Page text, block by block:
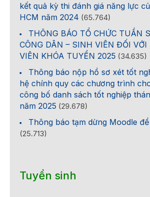
kết quả kỳ thi đánh giá năng lực
HCM năm 2024 (65.764)
THÔNG BÁO TỔ CHỨC TUẦN
CÔNG DÂN – SINH VIÊN ĐỐI
VIÊN KHÓA TUYỂN 2025 (34.635)
Thông báo nộp hồ sơ xét tốt
hệ chính quy các chương trình
công bố danh sách tốt nghiệp
năm 2025 (29.678)
Thông báo tạm dừng Moodle
(25.713)
Tuyển sinh